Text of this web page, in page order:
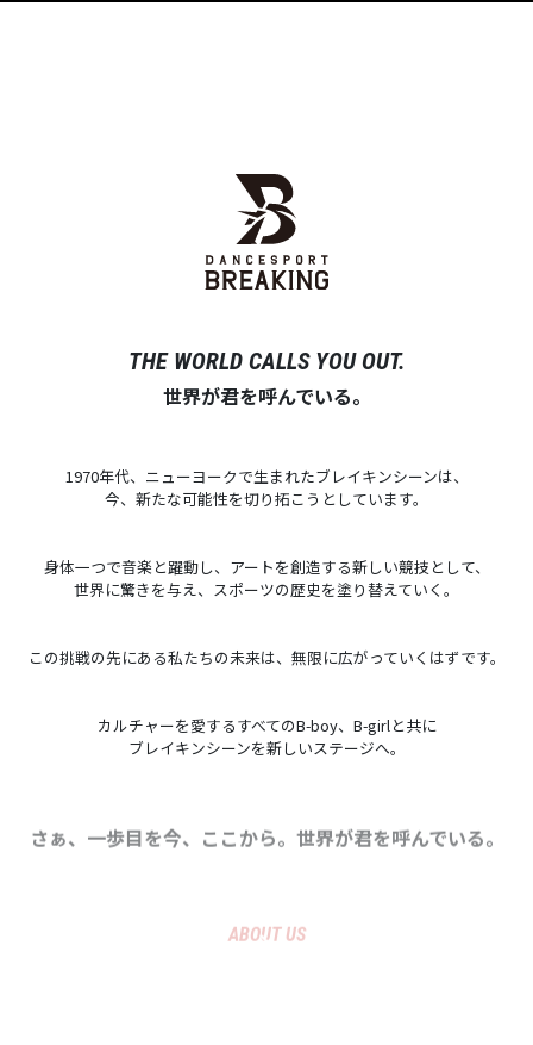
THE WORLD CALLS YOU OUT.
世界が君を呼んでいる。
1970年代、ニューヨークで生まれたブレイキンシーンは、
今、新たな可能性を切り拓こうとしています。
身体一つで音楽と躍動し、アートを創造する新しい競技として、
世界に驚きを与え、スポーツの歴史を塗り替えていく。
この挑戦の先にある私たちの未来は、無限に広がっていくはずです。
カルチャーを愛するすべてのB-boy、B-girlと共に
ブレイキンシーンを新しいステージへ。
さぁ、一歩目を今、ここから。世界が君を呼んでいる。